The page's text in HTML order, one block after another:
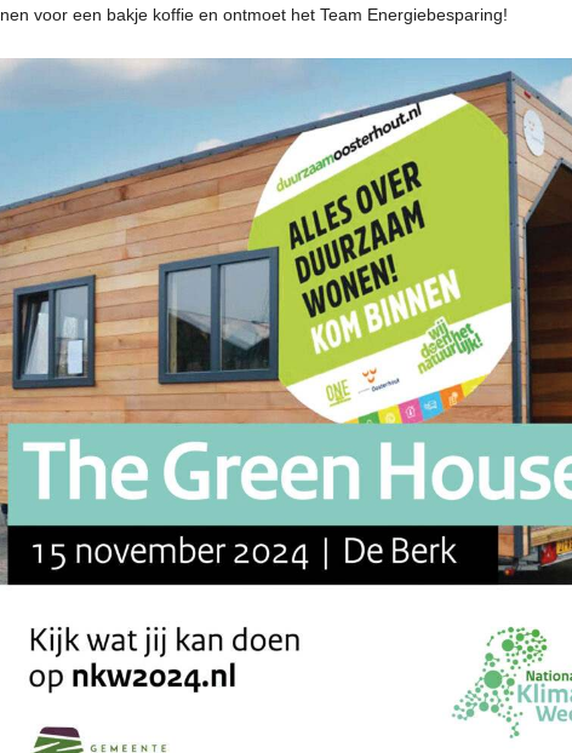
voor een bakje koffie en ontmoet het Team Energiebesparing!